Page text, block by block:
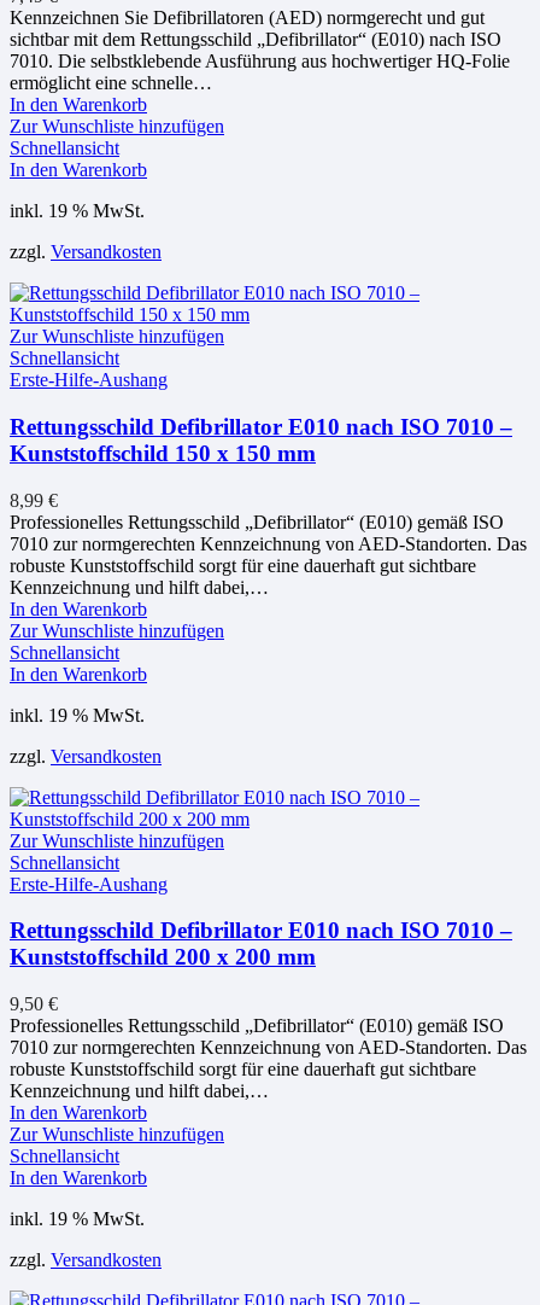
Kennzeichnen Sie Defibrillatoren (AED) normgerecht und gut
sichtbar mit dem Rettungsschild „Defibrillator“ (E010) nach ISO
7010. Die selbstklebende Ausführung aus hochwertiger HQ-Folie
ermöglicht eine schnelle…
In den Warenkorb
Zur Wunschliste hinzufügen
Schnellansicht
In den Warenkorb
inkl. 19 % MwSt.
zzgl. Versandkosten
Zur Wunschliste hinzufügen
Schnellansicht
Erste-Hilfe-Aushang
Rettungsschild Defibrillator E010 nach ISO 7010 –
Kunststoffschild 150 x 150 mm
8,99 €
Professionelles Rettungsschild „Defibrillator“ (E010) gemäß ISO
7010 zur normgerechten Kennzeichnung von AED-Standorten. Das
robuste Kunststoffschild sorgt für eine dauerhaft gut sichtbare
Kennzeichnung und hilft dabei,…
In den Warenkorb
Zur Wunschliste hinzufügen
Schnellansicht
In den Warenkorb
inkl. 19 % MwSt.
zzgl. Versandkosten
Zur Wunschliste hinzufügen
Schnellansicht
Erste-Hilfe-Aushang
Rettungsschild Defibrillator E010 nach ISO 7010 –
Kunststoffschild 200 x 200 mm
9,50 €
Professionelles Rettungsschild „Defibrillator“ (E010) gemäß ISO
7010 zur normgerechten Kennzeichnung von AED-Standorten. Das
robuste Kunststoffschild sorgt für eine dauerhaft gut sichtbare
Kennzeichnung und hilft dabei,…
In den Warenkorb
Zur Wunschliste hinzufügen
Schnellansicht
In den Warenkorb
inkl. 19 % MwSt.
zzgl. Versandkosten